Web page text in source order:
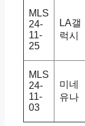
MLS
24-
11-
25
LA갤
럭시
MLS
24-
11-
03
미네
유나